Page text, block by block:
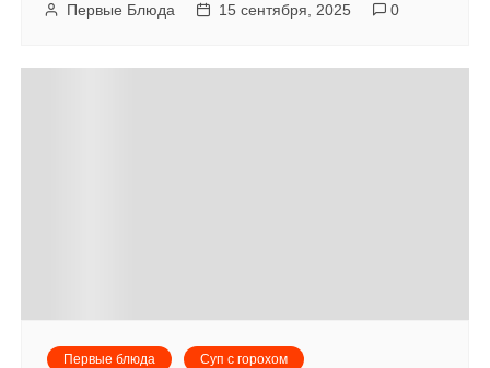
Первые Блюда 15 сентября, 2025 0
Первые блюда Суп с горохом